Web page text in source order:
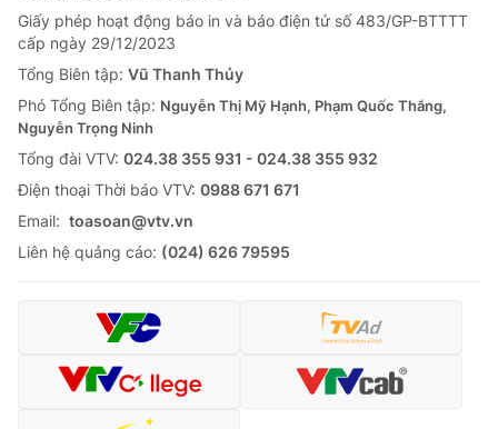
Giấy phép hoạt động báo in và báo điện tử số 483/GP-BTTTT
cấp ngày 29/12/2023
Tổng Biên tập: Vũ Thanh Thủy
Phó Tổng Biên tập: Nguyễn Thị Mỹ Hạnh, Phạm Quốc Thắng,
Nguyễn Trọng Ninh
Tổng đài VTV: 024.38 355 931 - 024.38 355 932
Ðiện thoại Thời báo VTV: 0988 671 671
Email: toasoan@vtv.vn
Liên hệ quảng cáo: (024) 626 79595